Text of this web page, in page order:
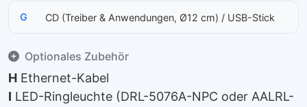
G CD (Treiber & Anwendungen, Ø12 cm) / USB-Stick
Optionales Zubehör
H Ethernet-Kabel
I LED-Ringleuchte (DRL-5076A-NPC oder AALRL-